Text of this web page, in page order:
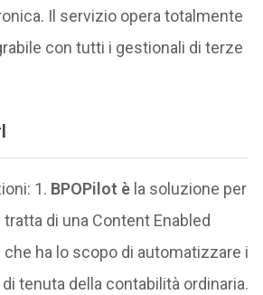
Il servizio opera totalmente
con tutti i gestionali di terze
1. BPOPilot èla soluzione per
di una Content Enabled
ha lo scopo di automatizzare i
tenuta della contabilità ordinaria.